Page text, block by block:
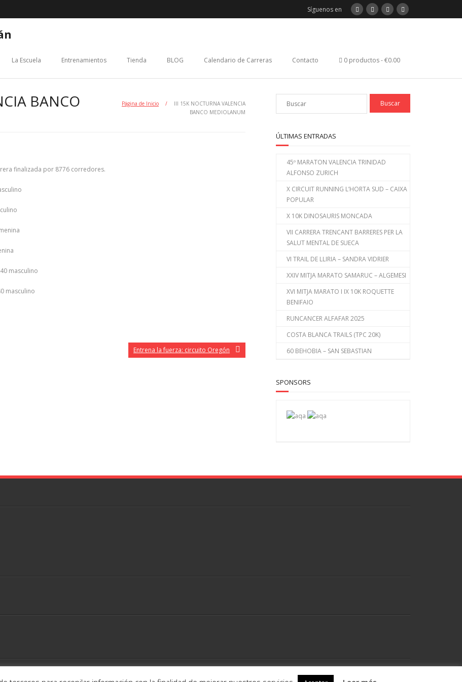
Síguenos en
La Escuela Entrenamientos Tienda BLOG Calendario de Carreras Contacto 0 productos €0.00
BANCO Página de Inicio /
III 15K NOCTURNA VALENCIA
BANCO MEDIOLANUM
finalizada por 8776 corredores.
masculino
masculino
Entrena la fuerza: circuito Oregón
ÚLTIMAS ENTRADAS
45º MARATON VALENCIA TRINIDAD
ALFONSO ZURICH
X CIRCUIT RUNNING L’HORTA SUD – CAIXA
POPULAR
X 10K DINOSAURIS MONCADA
VII CARRERA TRENCANT BARRERES PER LA
SALUT MENTAL DE SUECA
VI TRAIL DE LLIRIA – SANDRA VIDRIER
XXIV MITJA MARATO SAMARUC – ALGEMESI
XVI MITJA MARATO I IX 10K ROQUETTE
BENIFAIO
RUNCANCER ALFAFAR 2025
COSTA BLANCA TRAILS (TPC 20K)
60 BEHOBIA – SAN SEBASTIAN
SPONSORS